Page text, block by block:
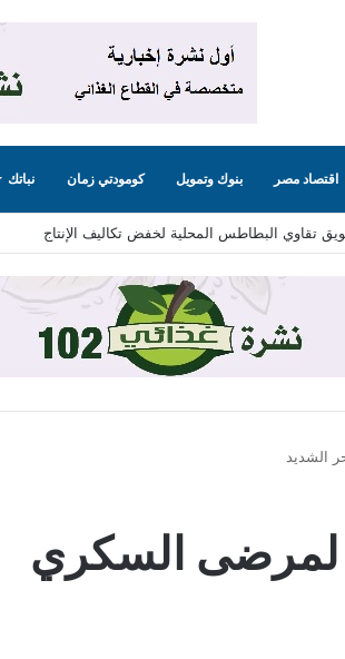
اقتصاد مصر بنوك وتمويل كومودتي زمان نباتك
تقاوي البطاطس المحلية لخفض تكاليف الإنتاج
لمرضى السكري